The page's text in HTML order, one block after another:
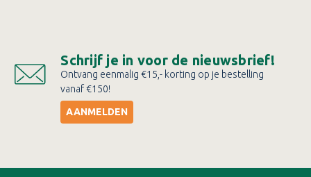
Schrijf je in voor de nieuwsbrief!
Ontvang eenmalig €15,- korting op je bestelling
vanaf €150!
AANMELDEN